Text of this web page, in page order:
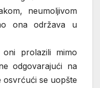
neumoljivom
ona održava u
prolazili mimo
odgovarajući na
se uopšte